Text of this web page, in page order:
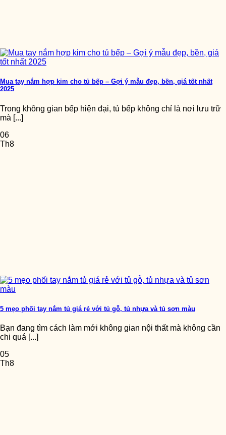
Mua tay nắm hợp kim cho tủ bếp – Gợi ý mẫu đẹp, bền, giá tốt nhất
2025
Trong không gian bếp hiện đại, tủ bếp không chỉ là nơi lưu trữ
mà [...]
06
Th8
5 mẹo phối tay nắm tủ giá rẻ với tủ gỗ, tủ nhựa và tủ sơn màu
Bạn đang tìm cách làm mới không gian nội thất mà không cần
chi quá [...]
05
Th8